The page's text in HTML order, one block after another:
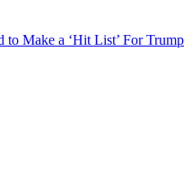
to Make a ‘Hit List’ For Trump